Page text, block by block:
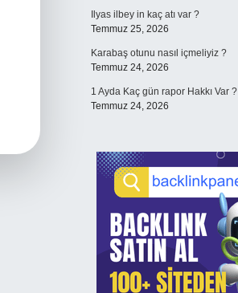
Ilyas ilbey in kaç atı var ?
Temmuz 25, 2026
Karabaş otunu nasıl içmeliyiz ?
Temmuz 24, 2026
1 Ayda Kaç gün rapor Hakkı Var ?
Temmuz 24, 2026